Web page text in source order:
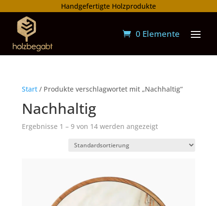
Handgefertigte Holzprodukte
0 Elemente
Start/ Produkte verschlagwortet mit „Nachhaltig“
Nachhaltig
Ergebnisse 1 – 9 von 14 werden angezeigt